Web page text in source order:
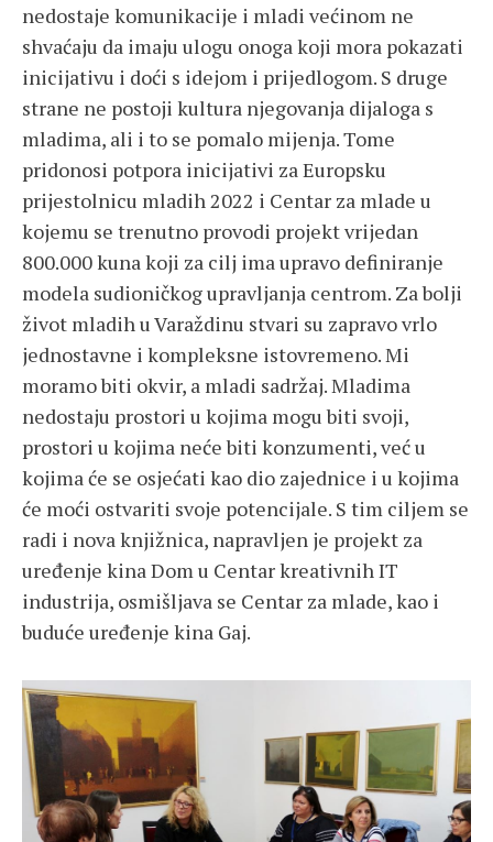
nedostaje komunikacije i mladi većinom ne
shvaćaju da imaju ulogu onoga koji mora pokazati
inicijativu i doći s idejom i prijedlogom. S druge
strane ne postoji kultura njegovanja dijaloga s
mladima, ali i to se pomalo mijenja. Tome
pridonosi potpora inicijativi za Europsku
prijestolnicu mladih 2022 i Centar za mlade u
kojemu se trenutno provodi projekt vrijedan
800.000 kuna koji za cilj ima upravo definiranje
modela sudioničkog upravljanja centrom. Za bolji
život mladih u Varaždinu stvari su zapravo vrlo
jednostavne i kompleksne istovremeno. Mi
moramo biti okvir, a mladi sadržaj. Mladima
nedostaju prostori u kojima mogu biti svoji,
prostori u kojima neće biti konzumenti, već u
kojima će se osjećati kao dio zajednice i u kojima
će moći ostvariti svoje potencijale. S tim ciljem se
radi i nova knjižnica, napravljen je projekt za
uređenje kina Dom u Centar kreativnih IT
industrija, osmišljava se Centar za mlade, kao i
buduće uređenje kina Gaj.